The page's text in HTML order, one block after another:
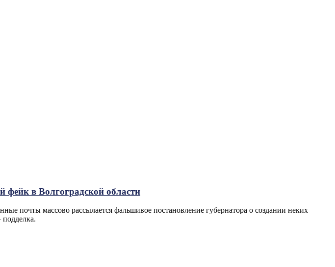
фейк в Волгоградской области
почты массово рассылается фальшивое постановление губернатора о создании неких